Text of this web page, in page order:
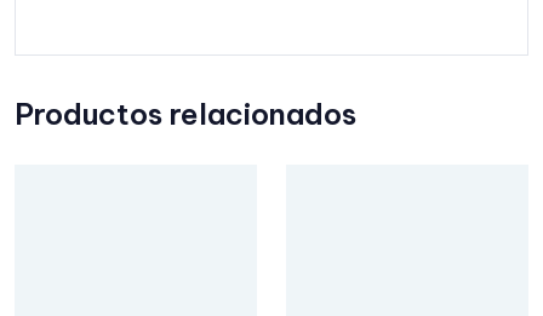
Productos relacionados